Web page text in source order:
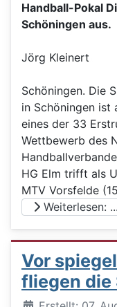
Handball-Pokal
Schöningen aus.
Jörg Kleinert
Schöningen. Die
in Schöningen ist
eines der 33
Wettbewerb des
HG Elm trifft als
MTV Vorsfelde
Weiterlesen: ...
Vor
fliegen die